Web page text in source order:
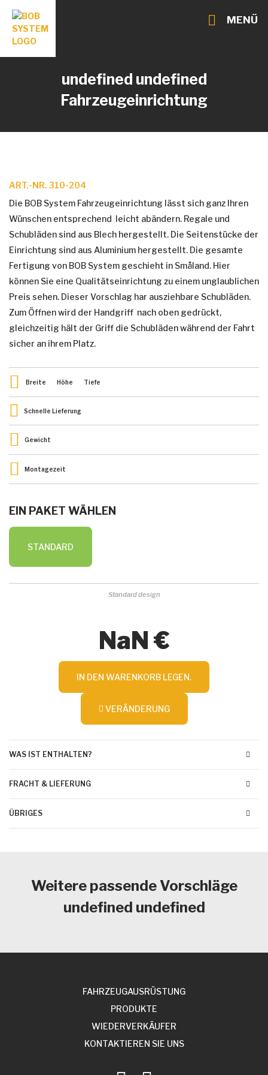
MENÜ
undefined undefined
Fahrzeugeinrichtung
ART.-NR. 310-204
Die BOB System Fahrzeugeinrichtung lässt sich ganz Ihren
Wünschen entsprechend leicht abändern. Regale und
Schubläden sind aus Blech hergestellt. Die Seitenstücke der
Einrichtung sind aus Aluminium hergestellt. Die gesamte
Fertigung von BOB System geschieht in Småland. Hier
können Sie eine Qualitätseinrichtung zu einem unglaublichen
Preis sehen. Dieser Vorschlag har ausziehbare Schubläden.
Zum Öffnen wird der Handgriff nach oben gedrückt,
gleichzeitig hält der Griff die Schubläden während der Fahrt
sicher an ihrem Platz.
Breite Höhe Tiefe
Schnelle Lieferung
Gewicht
Montagezeit
EIN PAKET WÄHLEN
STANDARD
Standard design
NaN €
IN DEN WARENKORB LEGEN.
VERÄNDERUNG
WAS IST ENTHALTEN?
FRACHT & LIEFERUNG
ÜBRIGES
Weitere passende Vorschläge
undefined undefined
FAHRZEUGAUSRÜSTUNG
PRODUKTE
WIEDERVERKÄUFER
KONTAKTIEREN SIE UNS